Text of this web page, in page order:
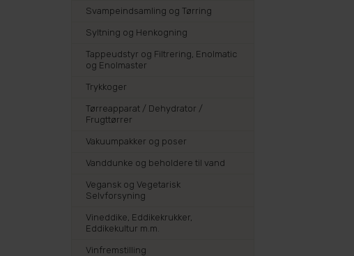
Svampeindsamling og Tørring
Syltning og Henkogning
Tappeudstyr og Filtrering, Enolmatic
og Enolmaster
Trykkoger
Tørreapparat / Dehydrator /
Frugttørrer
Vakuumpakker og poser
Vanddunke og beholdere til vand
Vegansk og Vegetarisk
Selvforsyning
Vineddike, Eddikekrukker,
Eddikekultur m.m.
Vinfremstilling